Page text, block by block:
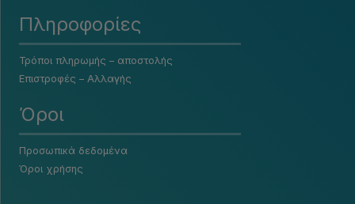
Πληροφορίες
Τρόποι πληρωμής – αποστολής
Επιστροφές – Αλλαγής
Όροι
Προσωπικά δεδομένα
Όροι χρήσης